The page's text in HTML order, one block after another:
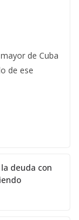
de Cuba
de ese
deuda con